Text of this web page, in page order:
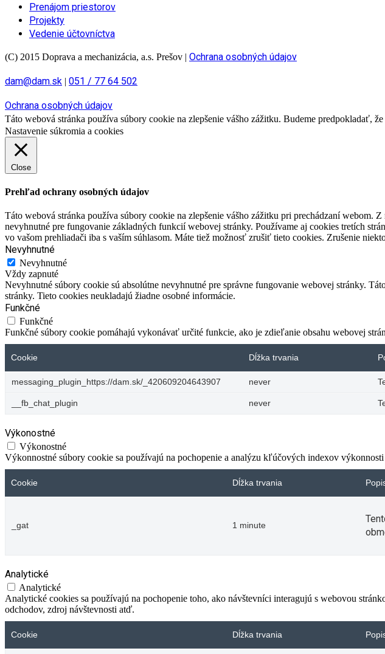
Prenájom priestorov
Projekty
Vedenie účtovníctva
(C) 2015 Doprava a mechanizácia, a.s. Prešov | Ochrana osobných údajov
dam@dam.sk | 051 / 77 64 502
Ochrana osobných údajov
Táto webová stránka používa súbory cookie na zlepšenie vášho zážitku. Budeme predpokladať,
Nastavenie súkromia a cookies
Close
Prehľad ochrany osobných údajov
Táto webová stránka používa súbory cookie na zlepšenie vášho zážitku pri prechádzaní webom.
nevyhnutné pre fungovanie základných funkcií webovej stránky. Používame aj cookies tretích
vo vašom prehliadači iba s vaším súhlasom. Máte tiež možnosť zrušiť tieto cookies. Zrušenie
Nevyhnutné
Nevyhnutné
Vždy zapnuté
Nevyhnutné súbory cookie sú absolútne nevyhnutné pre správne fungovanie webovej stránky.
stránky. Tieto cookies neukladajú žiadne osobné informácie.
Funkčné
Funkčné
Funkčné súbory cookie pomáhajú vykonávať určité funkcie, ako je zdieľanie obsahu webovej
Cookie Dĺžka trvania
messaging_plugin_https://dam.sk/_420609204643907 never
__fb_chat_plugin never
Výkonostné
Výkonostné
Výkonnostné súbory cookie sa používajú na pochopenie a analýzu kľúčových indexov
Cookie Dĺžka trvania
_gat 1 minute
Analytické
Analytické
Analytické cookies sa používajú na pochopenie toho, ako návštevníci interagujú s webovou
odchodov, zdroj návštevnosti atď.
Cookie Dĺžka trvania